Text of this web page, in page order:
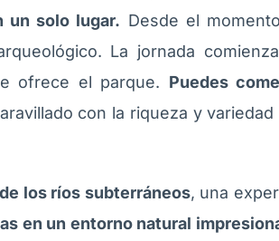
un solo lugar. Desde el
La jornada
ofrece el parque. Puedes
con la riqueza y
los ríos subterráneos, una
en un entorno natural